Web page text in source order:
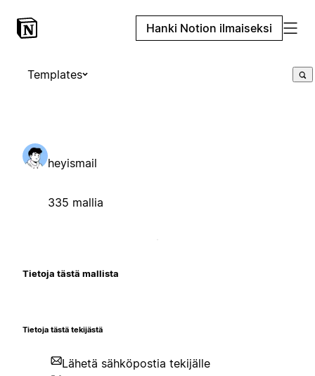
Hanki Notion ilmaiseksi
Templates
heyismail
335 mallia
Tietoja tästä mallista
Tietoja tästä tekijästä
Lähetä sähköpostia tekijälle